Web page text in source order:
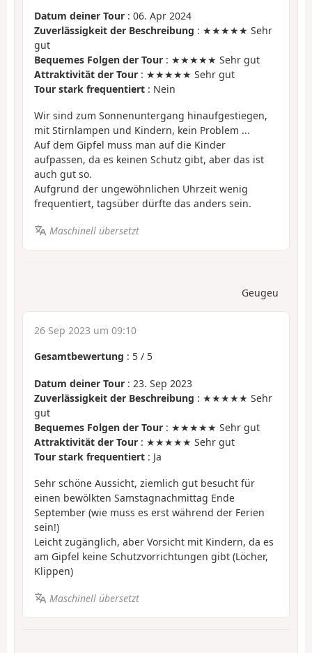
Datum deiner Tour : 06. Apr 2024
Zuverlässigkeit der Beschreibung : ★★★★★ Sehr
gut
Bequemes Folgen der Tour : ★★★★★ Sehr gut
Attraktivität der Tour : ★★★★★ Sehr gut
Tour stark frequentiert : Nein
Wir sind zum Sonnenuntergang hinaufgestiegen,
mit Stirnlampen und Kindern, kein Problem ...
Auf dem Gipfel muss man auf die Kinder
aufpassen, da es keinen Schutz gibt, aber das ist
auch gut so.
Aufgrund der ungewöhnlichen Uhrzeit wenig
frequentiert, tagsüber dürfte das anders sein.
Maschinell übersetzt
Geugeu
26 Sep 2023 um 09:10
Gesamtbewertung : 5 / 5
Datum deiner Tour : 23. Sep 2023
Zuverlässigkeit der Beschreibung : ★★★★★ Sehr
gut
Bequemes Folgen der Tour : ★★★★★ Sehr gut
Attraktivität der Tour : ★★★★★ Sehr gut
Tour stark frequentiert : Ja
Sehr schöne Aussicht, ziemlich gut besucht für
einen bewölkten Samstagnachmittag Ende
September (wie muss es erst während der Ferien
sein!)
Leicht zugänglich, aber Vorsicht mit Kindern, da es
am Gipfel keine Schutzvorrichtungen gibt (Löcher,
Klippen)
Maschinell übersetzt